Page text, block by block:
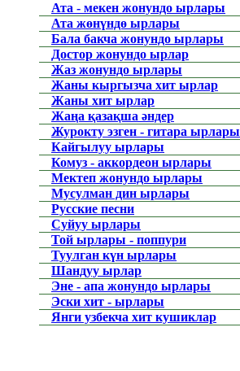
Ата - мекен жонундо ырлары
Ата жөнүндө ырлары
Бала бакча жонундо ырлары
Достор жонундо ырлар
Жаз жонундо ырлары
Жаны кыргызча хит ырлар
Жаны хит ырлар
Жаңа қазақша әндер
Журокту эзген - гитара ырлары
Кайгылуу ырлары
Комуз - аккордеон ырлары
Мектеп жонундо ырлары
Мусулман дин ырлары
Русские песни
Суйуу ырлары
Той ырлары - поппури
Туулган күн ырлары
Шандуу ырлар
Эне - апа жонундо ырлары
Эски хит - ырлары
Янги узбекча хит кушиклар